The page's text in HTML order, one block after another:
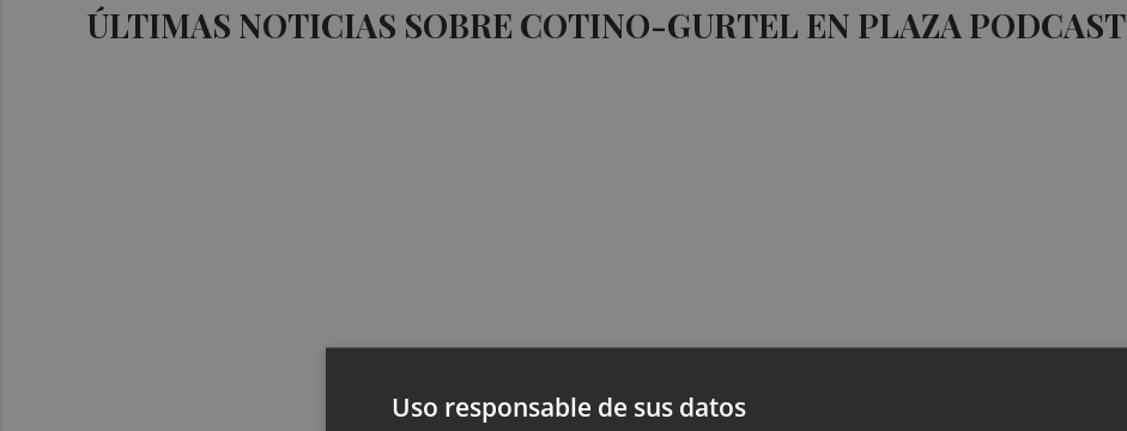
ÚLTIMAS NOTICIAS SOBRE COTINO-GURTEL EN PLAZA PODCAST
Uso responsable de sus datos